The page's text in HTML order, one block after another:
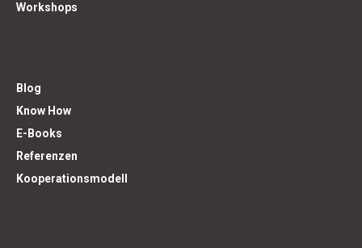
Workshops
Blog
Know How
E-Books
Referenzen
Kooperationsmodell